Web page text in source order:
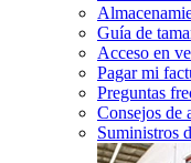
Guía de
Acceso en
Pagar mi
Preguntas
Consejos de
Suministros